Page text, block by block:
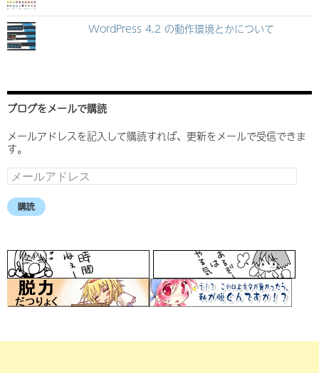
WordPress 4.2 の動作環境とかについて
ブログをメールで購読
メールアドレスを記入して購読すれば、更新をメールで受信できま
す。
メ
ー
ル
ア
ス
購読